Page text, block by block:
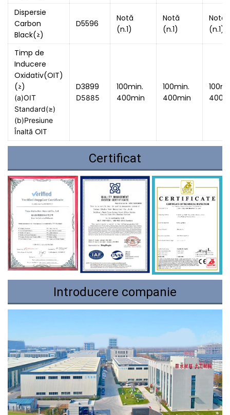
Dispersie
Carbon
Black(≥)
D5596
Notă
(n.1)
Notă
(n.1)
Notă
(n.1)
Timp de
Inducere
Oxidativ(OIT)
(≥)
(a)OIT
Standard(≥)
(b)Presiune
Înaltă OIT
D3899
D5885
100min.
400min
100min.
400min
Certificat
Introducere companie